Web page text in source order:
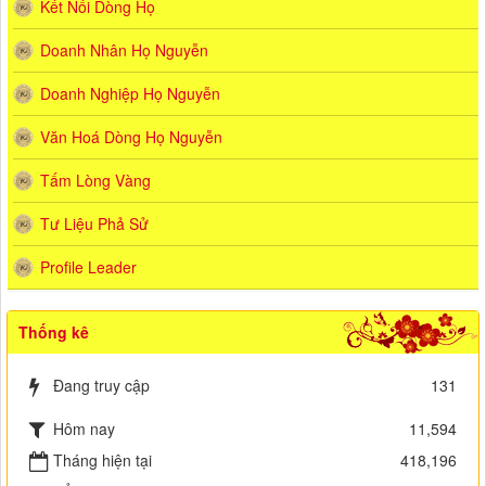
Kết Nối Dòng Họ
Doanh Nhân Họ Nguyễn
Doanh Nghiệp Họ Nguyễn
Văn Hoá Dòng Họ Nguyễn
Tấm Lòng Vàng
Tư Liệu Phả Sử
Profile Leader
Thống kê
Đang truy cập
131
Hôm nay
11,594
Tháng hiện tại
418,196